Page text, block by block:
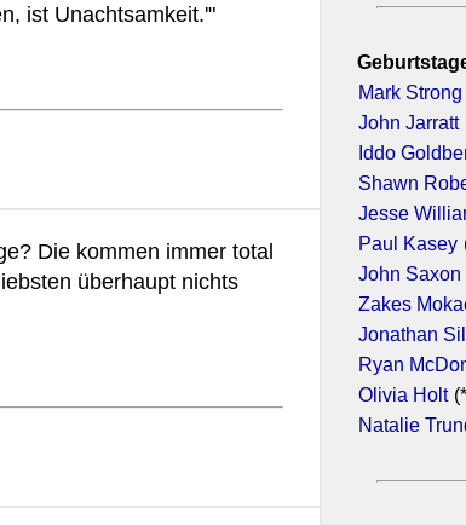
ist Unachtsamkeit.'"
Die kommen immer total
überhaupt nichts
Mark Strong
John Jarratt
Iddo
Shawn
Jesse
Paul Kasey
John Saxon
Zakes
Jonathan
Ryan
Olivia Holt
Natalie